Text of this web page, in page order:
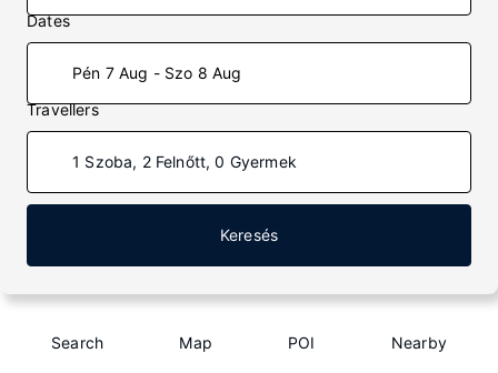
Dates
Pén 7 Aug - Szo 8 Aug
Travellers
1 Szoba, 2 Felnőtt, 0 Gyermek
Keresés
Search Map POI Nearby